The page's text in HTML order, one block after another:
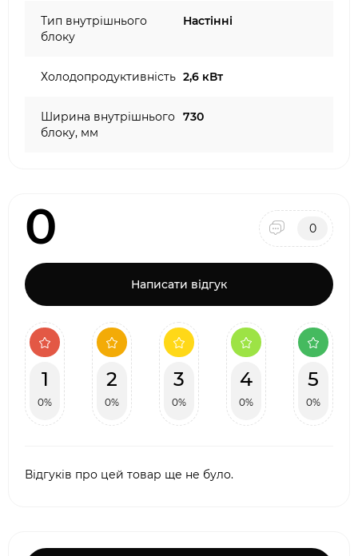
Тип внутрішнього
блоку
Настінні
Холодопродуктивність 2,6 кВт
Ширина внутрішнього
блоку, мм
730
0 0
Написати відгук
1
0%
2
0%
3
0%
4
0%
5
0%
Відгуків про цей товар ще не було.